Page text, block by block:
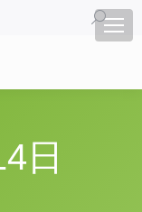
Search:
日